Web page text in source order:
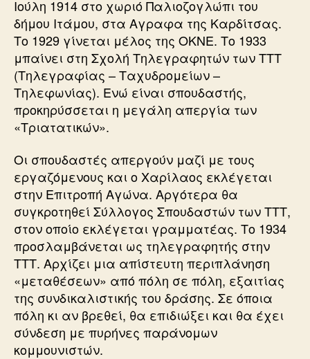
Ιούλη 1914 στο χωριό Παλιοζογλώπι του
δήμου Ιτάμου, στα Αγραφα της Καρδίτσας.
Το 1929 γίνεται μέλος της ΟΚΝΕ. Το 1933
μπαίνει στη Σχολή Τηλεγραφητών των ΤΤΤ
(Τηλεγραφίας – Ταχυδρομείων –
Τηλεφωνίας). Ενώ είναι σπουδαστής,
προκηρύσσεται η μεγάλη απεργία των
«Τριατατικών».
Οι σπουδαστές απεργούν μαζί με τους
εργαζόμενους και ο Χαρίλαος εκλέγεται
στην Επιτροπή Αγώνα. Αργότερα θα
συγκροτηθεί Σύλλογος Σπουδαστών των ΤΤΤ,
στον οποίο εκλέγεται γραμματέας. Το 1934
προσλαμβάνεται ως τηλεγραφητής στην
ΤΤΤ. Αρχίζει μια απίστευτη περιπλάνηση
«μεταθέσεων» από πόλη σε πόλη, εξαιτίας
της συνδικαλιστικής του δράσης. Σε όποια
πόλη κι αν βρεθεί, θα επιδιώξει και θα έχει
σύνδεση με πυρήνες παράνομων
κομμουνιστών.